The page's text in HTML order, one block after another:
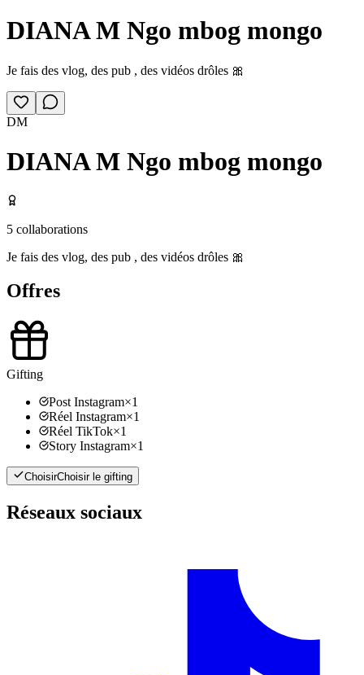
DIANA M Ngo mbog mongo
Je fais des vlog, des pub , des vidéos drôles 🎀
DM
DIANA M Ngo mbog mongo
5 collaborations
Je fais des vlog, des pub , des vidéos drôles 🎀
Offres
Gifting
Post Instagram×1
Réel Instagram×1
Réel TikTok×1
Story Instagram×1
ChoisirChoisir le gifting
Réseaux sociaux